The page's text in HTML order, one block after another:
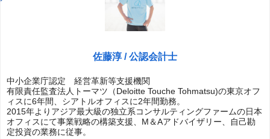
佐藤淳 / 公認会計士
中小企業庁認定 経営革新等支援機関
有限責任監査法人トーマツ（Deloitte Touche Tohmatsu)の東京オフ
ィスに6年間、シアトルオフィスに2年間勤務。
2015年よりアジア最大級の独立系コンサルティングファームの日本
オフィスにて事業戦略の構築支援、M＆Aアドバイザリー、自己勘
定投資の業務に従事。